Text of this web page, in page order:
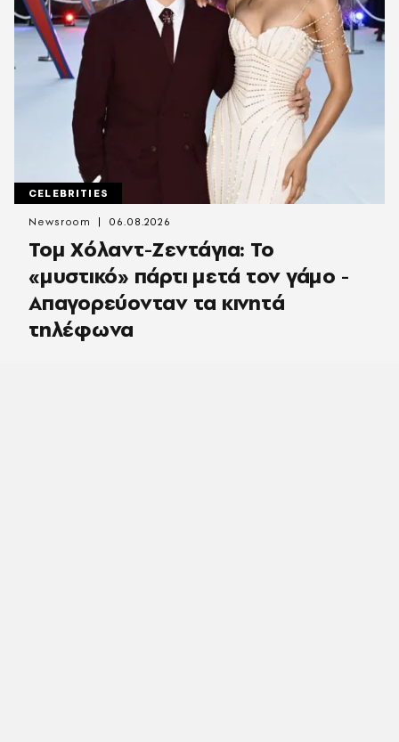
CELEBRITIES
Τομ Χόλαντ-Ζεντάγια: Το
«μυστικό» πάρτι μετά τον γάμο -
Απαγορεύονταν τα κινητά
τηλέφωνα
Newsroom 06.08.2026